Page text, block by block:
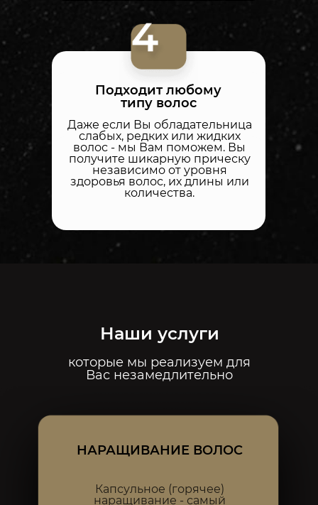
Подходит любому
типу волос
Даже если Вы обладательница
слабых, редких или жидких
волос - мы Вам поможем. Вы
получите шикарную прическу
независимо от уровня
здоровья волос, их длины или
количества.
Наши услуги
НАРАЩИВАНИЕ ВОЛОС
Капсульное (горячее)
наращивание - самый
которые мы реализуем для
Вас незамедлительно